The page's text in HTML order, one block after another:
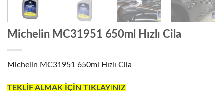
Michelin MC31951 650ml Hızlı Cila
Michelin MC31951 650ml Hızlı Cila
TEKLİF ALMAK İÇİN TIKLAYINIZ